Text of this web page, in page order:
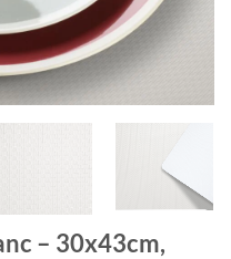
– 30x43cm,